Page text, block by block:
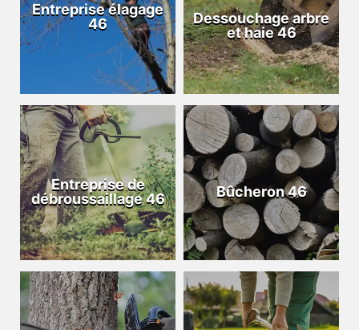
Entreprise élagage
46
Dessouchage arbre
et haie 46
Entreprise de
débroussaillage 46
Bûcheron 46